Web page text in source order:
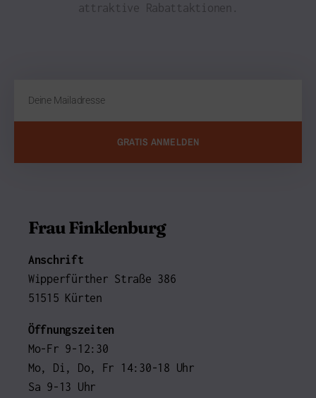
attraktive Rabattaktionen.
GRATIS ANMELDEN
Frau Finklenburg
Anschrift
Wipperfürther Straße 386
51515 Kürten
Öffnungszeiten
Mo-Fr 9-12:30
Mo, Di, Do, Fr 14:30-18 Uhr
Sa 9-13 Uhr